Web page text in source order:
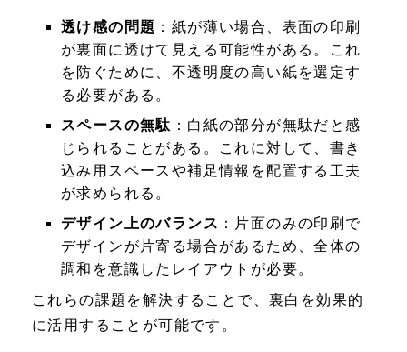
透け感の問題 ：紙が薄い場合、表面の印刷
が裏面に透けて見える可能性がある。これ
を防ぐために、不透明度の高い紙を選定す
る必要がある。
スペースの無駄 ：白紙の部分が無駄だと感
じられることがある。これに対して、書き
込み用スペースや補足情報を配置する工夫
が求められる。
デザイン上のバランス ：片面のみの印刷で
デザインが片寄る場合があるため、全体の
調和を意識したレイアウトが必要。
これらの課題を解決することで、裏白を効果的
に活用することが可能です。